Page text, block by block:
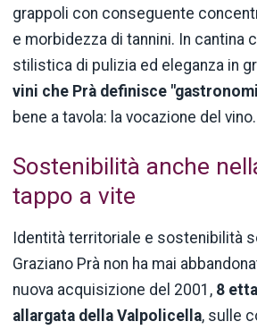
grappoli con conseguente
e morbidezza di tannini. In cantina
stilistica di pulizia ed eleganza in
vini che Prà definisce
bene a tavola: la vocazione del vino.
Sostenibilità anche
tappo a vite
Identità territoriale e sostenibilità
Graziano Prà non ha mai
nuova acquisizione del 2001, 8
allargata della Valpolicella, sulle